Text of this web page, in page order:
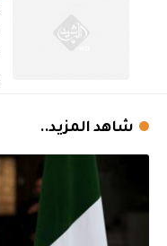
شاهد المزيد..